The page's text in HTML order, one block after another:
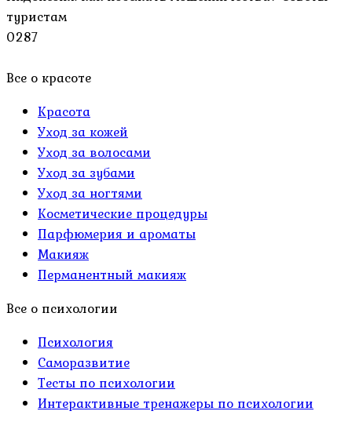
туристам
0287
Все о красоте
Красота
Уход за кожей
Уход за волосами
Уход за зубами
Уход за ногтями
Косметические процедуры
Парфюмерия и ароматы
Макияж
Перманентный макияж
Все о психологии
Психология
Саморазвитие
Тесты по психологии
Интерактивные тренажеры по психологии